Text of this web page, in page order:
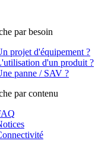
par besoin
projet d'équipement ?
d'un produit ?
panne / SAV ?
par contenu